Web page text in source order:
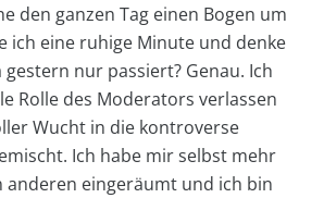
den ganzen Tag einen Bogen um
ich eine ruhige Minute und denke
gestern nur passiert? Genau. Ich
Rolle des Moderators verlassen
Wucht in die kontroverse
Ich habe mir selbst mehr
anderen eingeräumt und ich bin